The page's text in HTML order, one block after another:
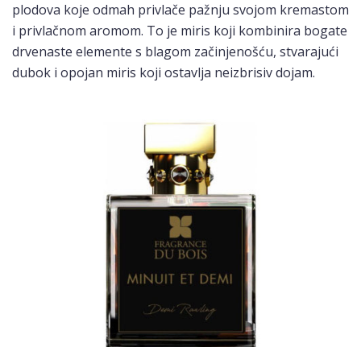
plodova koje odmah privlače pažnju svojom kremastom
i privlačnom aromom. To je miris koji kombinira bogate
drvenaste elemente s blagom začinjenošću, stvarajući
dubok i opojan miris koji ostavlja neizbrisiv dojam.